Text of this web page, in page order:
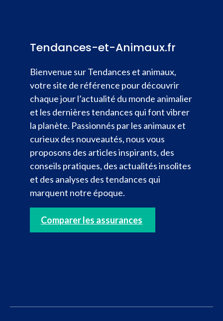
Tendances-et-Animaux.fr
Bienvenue sur Tendances et animaux,
votre site de référence pour découvrir
chaque jour l’actualité du monde animalier
et les dernières tendances qui font vibrer
la planète. Passionnés par les animaux et
curieux des nouveautés, nous vous
proposons des articles inspirants, des
conseils pratiques, des actualités insolites
et des analyses des tendances qui
marquent notre époque.
Comparer les assurances